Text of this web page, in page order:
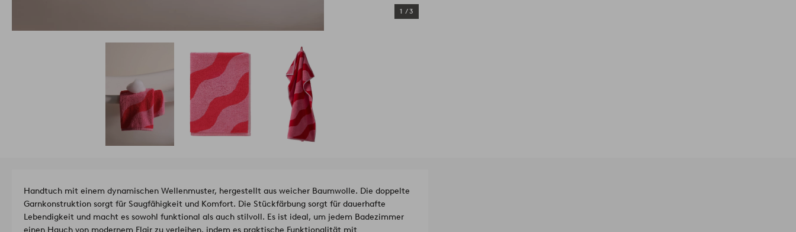
1 /3
Handtuch mit einem dynamischen Wellenmuster, hergestellt aus weicher Baumwolle. Die doppelte
Garnkonstruktion sorgt für Saugfähigkeit und Komfort. Die Stückfärbung sorgt für dauerhafte
Lebendigkeit und macht es sowohl funktional als auch stilvoll. Es ist ideal, um jedem Badezimmer
einen Hauch von modernem Flair zu verleihen, indem es praktische Funktionalität mit